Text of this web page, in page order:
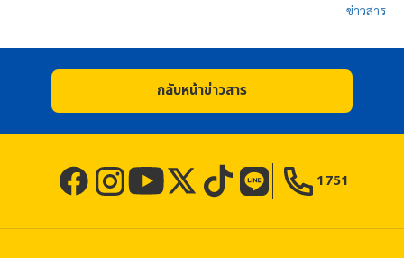
ข่าวสาร
กลับหน้าข่าวสาร
1751